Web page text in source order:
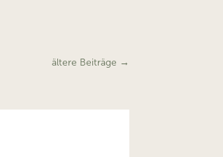
ältere Beiträge →